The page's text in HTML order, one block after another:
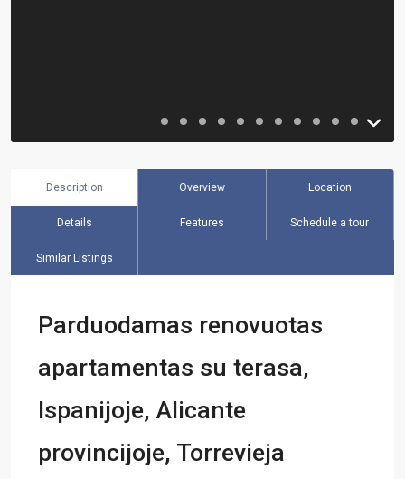
Description Overview Location
Details Features Schedule a tour
Similar Listings
Parduodamas renovuotas
apartamentas su terasa,
Ispanijoje, Alicante
provincijoje, Torrevieja